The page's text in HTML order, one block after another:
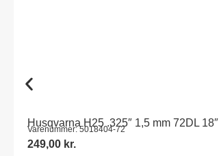
Husqvarna H25 .325″ 1,5 mm 72DL 18″
Varenummer: 5018404-72
249,00 kr.